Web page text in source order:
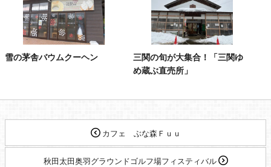
雪の茅舎バウムクーヘン
三関の旬が大集合！「三関ゆ
め蔵ぶ直売所」
カフェ ぶな森Ｆｕｕ
秋田太田奥羽グラウンドゴルフ場フィスティバル